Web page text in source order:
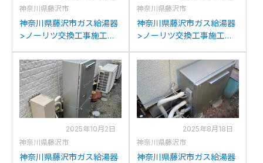
神奈川県藤沢市
神奈川県藤沢市ガス給湯器
>ノーリツ交換工事施工事
E2004SA(A)からノーリツ
GT-C2072SAR BLへの交換
神奈川県藤沢市
神奈川県藤沢市ガス給湯器
>ノーリツ交換工事施工事
2050SAXからノーリツGT-
C2072SAR BLへの交換
2025年10月2日
神奈川県藤沢市
神奈川県藤沢市ガス給湯器
2025年8月18日
神奈川県藤沢市
神奈川県藤沢市ガス給湯器